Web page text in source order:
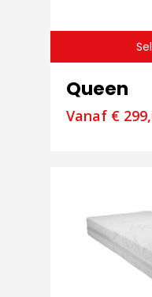
Queen
Vanaf €